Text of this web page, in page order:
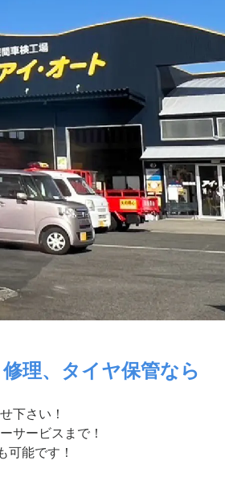
理、タイヤ保管なら
下さい！
サービスまで！
可能です！